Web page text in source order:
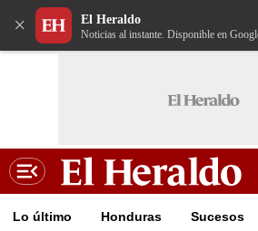
× El Heraldo
Noticias al instante. Disponible en
Lo último Honduras Sucesos